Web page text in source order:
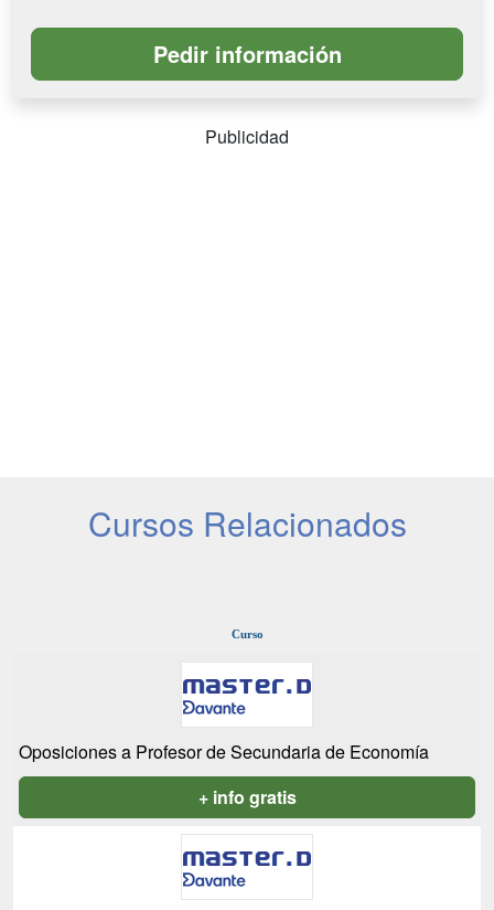
Publicidad
Cursos Relacionados
Curso
Oposiciones a Profesor de Secundaria de Economía
+ info gratis